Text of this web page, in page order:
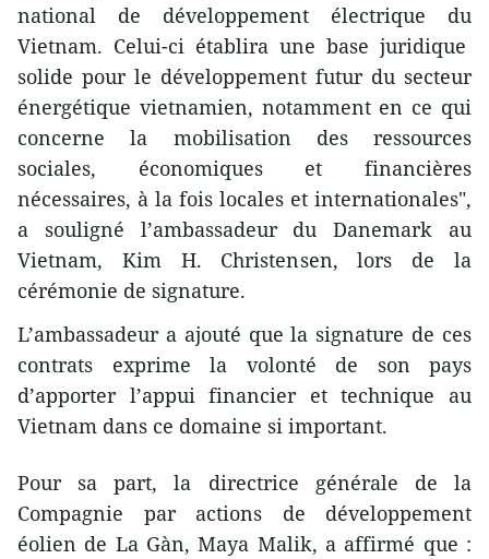
national de développement électrique du
Vietnam. Celui-ci établira une base juridique
solide pour le développement futur du secteur
énergétique vietnamien, notamment en ce qui
concerne la mobilisation des ressources
sociales, économiques et financières
nécessaires, à la fois locales et internationales",
a souligné l’ambassadeur du Danemark au
Vietnam, Kim H. Christensen, lors de la
cérémonie de signature.
L’ambassadeur a ajouté que la signature de ces
contrats exprime la volonté de son pays
d’apporter l’appui financier et technique au
Vietnam dans ce domaine si important.
Pour sa part, la directrice générale de la
Compagnie par actions de développement
éolien de La Gàn, Maya Malik, a affirmé que :